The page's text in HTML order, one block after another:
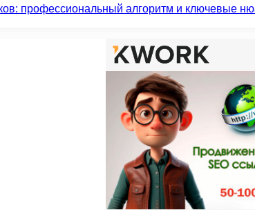
профессиональный алгоритм и ключевые